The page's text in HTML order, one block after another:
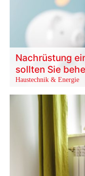
Nachrüstung
sollten Sie
Haustechnik & Energie